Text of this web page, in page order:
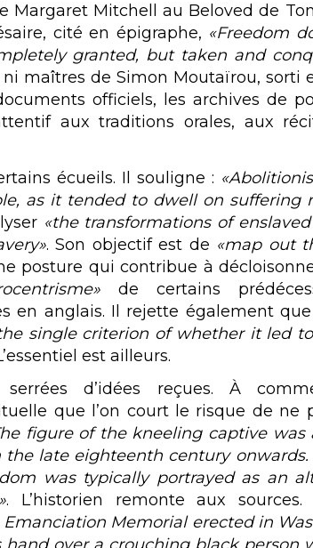
Margaret Mitchell au Beloved de
cité en épigraphe, «Freedom
granted, but taken and
maîtres de Simon Moutaïrou, sorti
officiels, les archives de
aux traditions orales, aux
écueils. Il souligne :
as it tended to dwell on suffering
«the transformations of
. Son objectif est de «map out
posture qui contribue à
de certains
en anglais. Il rejette également que
single criterion of whether it led
est ailleurs.
d’idées reçues. À
que l’on court le risque de ne
figure of the kneeling captive was
late eighteenth century
was typically portrayed as an
. L’historien remonte aux
Memorial erected in